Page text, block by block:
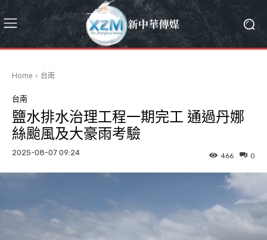
Home 台南
台南
鹽水排水治理工程一期完工 通過丹娜
絲颱風及大豪雨考驗
2025-08-07 09:24 0
466